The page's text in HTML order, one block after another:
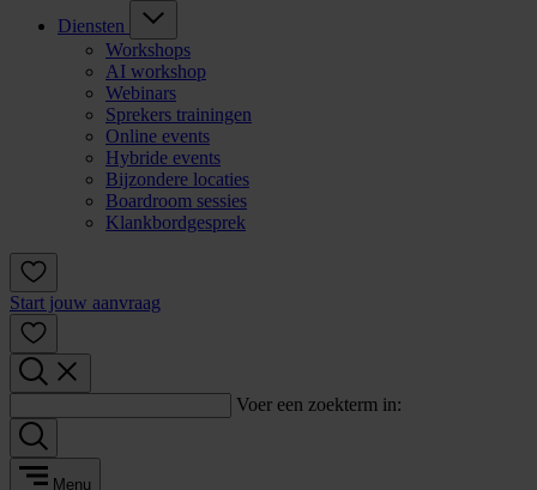
Diensten
Workshops
AI workshop
Webinars
Sprekers trainingen
Online events
Hybride events
Bijzondere locaties
Boardroom sessies
Klankbordgesprek
Start jouw aanvraag
Voer een zoekterm in:
Menu